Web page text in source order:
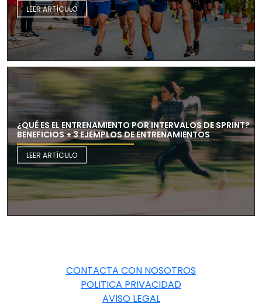
LEER ARTÍCULO
¿QUÉ ES EL ENTRENAMIENTO POR INTERVALOS DE SPRINT?
BENEFICIOS + 3 EJEMPLOS DE ENTRENAMIENTOS
LEER ARTÍCULO
CONTACTA CON NOSOTROS
POLITICA PRIVACIDAD
AVISO LEGAL